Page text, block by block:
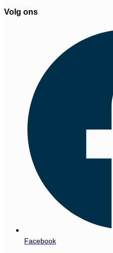
Volg ons
Facebook